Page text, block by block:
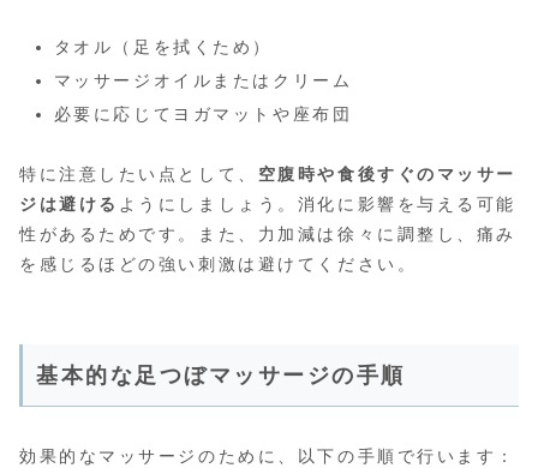
タオル（足を拭くため）
マッサージオイルまたはクリーム
必要に応じてヨガマットや座布団
特に注意したい点として、 空腹時や食後すぐのマッサー
ジは避ける ようにしましょう。消化に影響を与える可能
性があるためです。また、力加減は徐々に調整し、痛み
を感じるほどの強い刺激は避けてください。
基本的な足つぼマッサージの手順
効果的なマッサージのために、以下の手順で行います：